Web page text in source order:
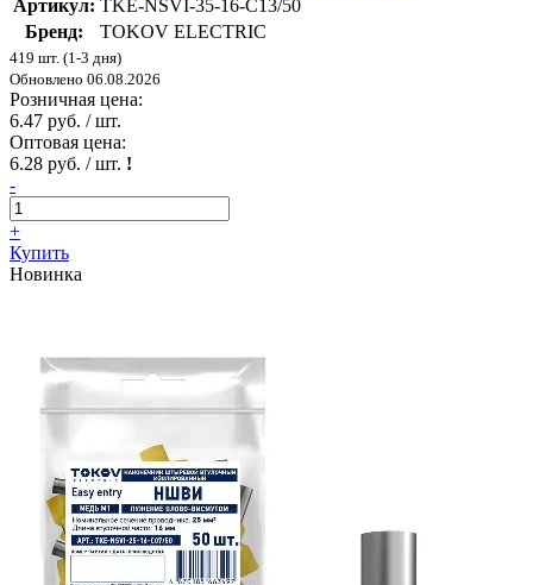
Артикул: TKE-NSVI-35-16-C13/50
Бренд:
TOKOV ELECTRIC
419 шт. (1-3 дня)
Обновлено 06.08.2026
Розничная цена:
6.47 руб. / шт.
Оптовая цена:
6.28 руб. / шт. !
-
+
Купить
Новинка